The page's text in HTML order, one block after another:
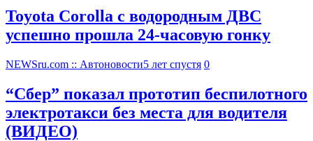
Toyota Corolla с водородным ДВС
успешно прошла 24-часовую гонку
NEWSru.com :: Автоновости5 лет спустя 0
“Сбер” показал прототип беспилотного
электротакси без места для водителя
(ВИДЕО)